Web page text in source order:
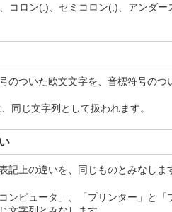
コロン(:)、セミコロン(;)、アンダ
のついた欧文文字を、音標符号のつ
同じ文字列として扱われます。
記上の違いを、同じものとみなしま
ンピュータ」、「プリンター」と